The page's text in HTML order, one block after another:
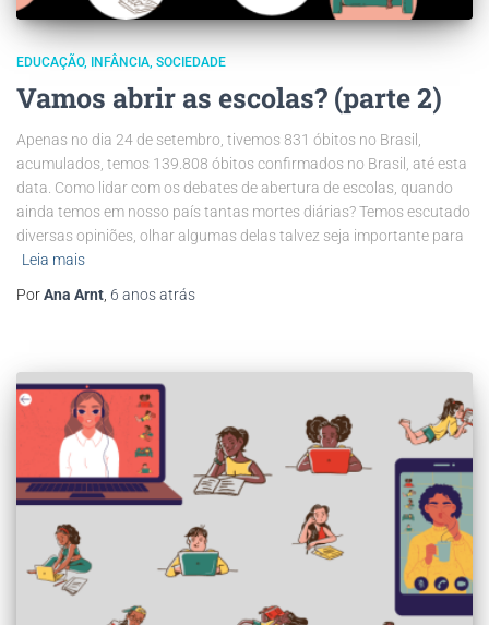
EDUCAÇÃO INFÂNCIA SOCIEDADE
Vamos abrir as escolas? (parte 2)
Apenas no dia 24 de setembro, tivemos 831 óbitos no Brasil,
acumulados, temos 139.808 óbitos confirmados no Brasil, até esta
data. Como lidar com os debates de abertura de escolas, quando
ainda temos em nosso país tantas mortes diárias? Temos escutado
diversas opiniões, olhar algumas delas talvez seja importante para
Leia mais
PorAna Arnt, 6 anosatrás